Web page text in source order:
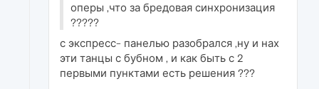
оперы ,что за бредовая синхронизация
?????
с экспресс- панелью разобрался ,ну и нах
эти танцы с бубном , и как быть с 2
первыми пунктами есть решения ???